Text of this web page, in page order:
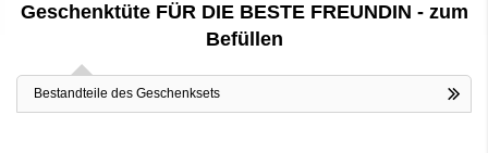
Anfang
Geschenktüte FÜR DIE BESTE FREUNDIN - zum
Befüllen
Bestandteile des Geschenksets